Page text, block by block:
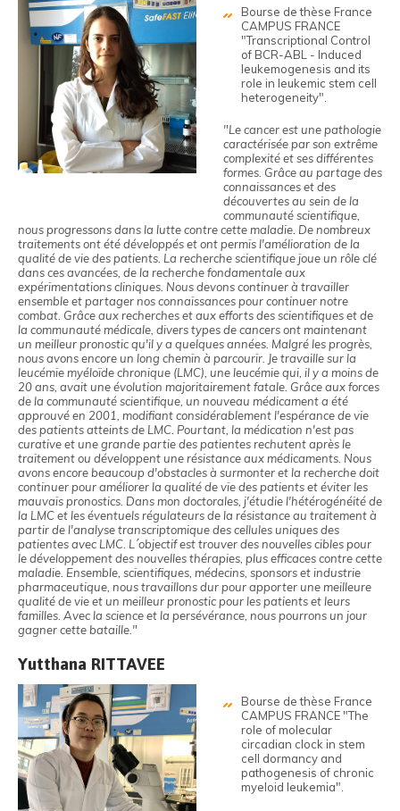
Bourse de thèse France
CAMPUS FRANCE
"Transcriptional Control
of BCR-ABL - Induced
leukemogenesis and its
role in leukemic stem cell
heterogeneity".
"Le cancer est une pathologie
caractérisée par son extrême
complexité et ses différentes
formes. Grâce au partage des
connaissances et des
découvertes au sein de la
communauté scientifique,
nous progressons dans la lutte contre cette maladie. De nombreux
traitements ont été développés et ont permis l'amélioration de la
qualité de vie des patients. La recherche scientifique joue un rôle clé
dans ces avancées, de la recherche fondamentale aux
expérimentations cliniques. Nous devons continuer à travailler
ensemble et partager nos connaissances pour continuer notre
combat. Grâce aux recherches et aux efforts des scientifiques et de
la communauté médicale, divers types de cancers ont maintenant
un meilleur pronostic qu'il y a quelques années. Malgré les progrès,
nous avons encore un long chemin à parcourir. Je travaille sur la
leucémie myéloïde chronique (LMC), une leucémie qui, il y a moins de
20 ans, avait une évolution majoritairement fatale. Grâce aux forces
de la communauté scientifique, un nouveau médicament a été
approuvé en 2001, modifiant considérablement l'espérance de vie
des patients atteints de LMC. Pourtant, la médication n'est pas
curative et une grande partie des patientes rechutent après le
traitement ou développent une résistance aux médicaments. Nous
avons encore beaucoup d'obstacles à surmonter et la recherche doit
continuer pour améliorer la qualité de vie des patients et éviter les
mauvais pronostics. Dans mon doctorales, j'étudie l'hétérogénéité de
la LMC et les éventuels régulateurs de la résistance au traitement à
partir de l'analyse transcriptomique des cellules uniques des
patientes avec LMC. L´objectif est trouver des nouvelles cibles pour
le développement des nouvelles thérapies, plus efficaces contre cette
maladie. Ensemble, scientifiques, médecins, sponsors et industrie
pharmaceutique, nous travaillons dur pour apporter une meilleure
qualité de vie et un meilleur pronostic pour les patients et leurs
familles. Avec la science et la persévérance, nous pourrons un jour
gagner cette bataille."
Yutthana RITTAVEE
Bourse de thèse France
CAMPUS FRANCE "The
role of molecular
circadian clock in stem
cell dormancy and
pathogenesis of chronic
myeloid leukemia".